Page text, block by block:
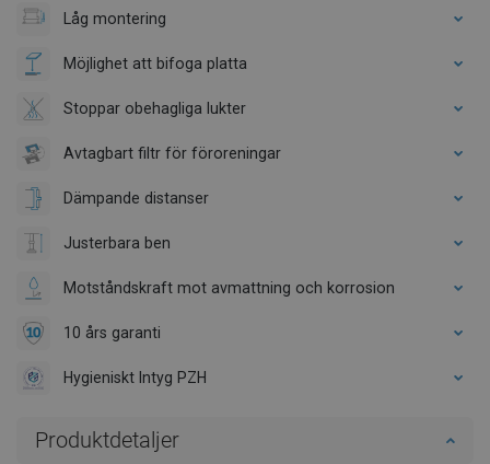
Låg montering
Möjlighet att bifoga platta
Stoppar obehagliga lukter
Avtagbart filtr för föroreningar
Dämpande distanser
Justerbara ben
Motståndskraft mot avmattning och korrosion
10 års garanti
Hygieniskt Intyg PZH
Produktdetaljer